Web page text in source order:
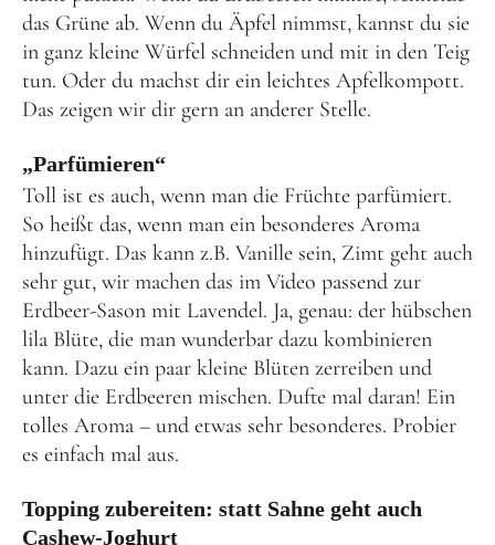
das Grüne ab. Wenn du Äpfel nimmst, kannst du sie
in ganz kleine Würfel schneiden und mit in den Teig
tun. Oder du machst dir ein leichtes Apfelkompott.
Das zeigen wir dir gern an anderer Stelle.
„Parfümieren“
Toll ist es auch, wenn man die Früchte parfümiert.
So heißt das, wenn man ein besonderes Aroma
hinzufügt. Das kann z.B. Vanille sein, Zimt geht auch
sehr gut, wir machen das im Video passend zur
Erdbeer-Sason mit Lavendel. Ja, genau: der hübschen
lila Blüte, die man wunderbar dazu kombinieren
kann. Dazu ein paar kleine Blüten zerreiben und
unter die Erdbeeren mischen. Dufte mal daran! Ein
tolles Aroma – und etwas sehr besonderes. Probier
es einfach mal aus.
Topping zubereiten: statt Sahne geht auch
Cashew-Joghurt